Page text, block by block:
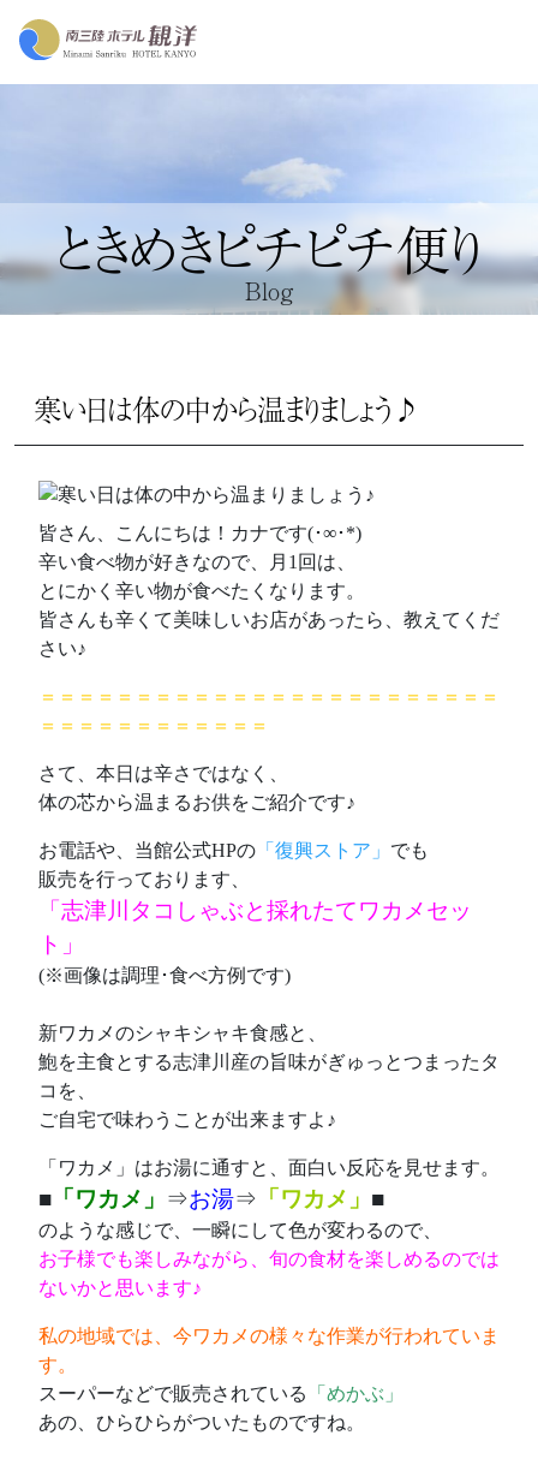
ときめきピチピチ便り
Blog
寒い日は体の中から温まりましょう♪
皆さん、こんにちは！カナです(･∞･*)
辛い食べ物が好きなので、月1回は、
とにかく辛い物が食べたくなります。
皆さんも辛くて美味しいお店があったら、教えてくだ
さい♪
＝＝＝＝＝＝＝＝＝＝＝＝＝＝＝＝＝＝＝＝＝＝＝＝
＝＝＝＝＝＝＝＝＝＝＝＝
さて、本日は辛さではなく、
体の芯から温まるお供をご紹介です♪
お電話や、当館公式HPの 「復興ストア」 でも
販売を行っております、
「志津川タコしゃぶと採れたてワカメセッ
ト」
(※画像は調理･食べ方例です)
新ワカメのシャキシャキ食感と、
鮑を主食とする志津川産の旨味がぎゅっとつまったタ
コを、
ご自宅で味わうことが出来ますよ♪
「ワカメ」はお湯に通すと、面白い反応を見せます。
■ 「ワカメ」 ⇒お湯⇒ 「ワカメ」 ■
のような感じで、一瞬にして色が変わるので、
お子様でも楽しみながら、旬の食材を楽しめるのでは
ないかと思います♪
私の地域では、今ワカメの様々な作業が行われていま
す。
スーパーなどで販売されている
「めかぶ」
あの、ひらひらがついたものですね。